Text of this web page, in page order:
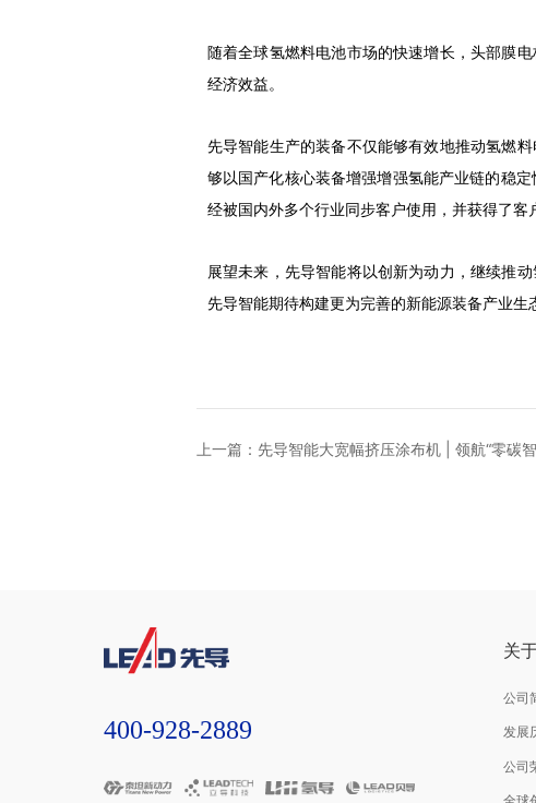
随着全球氢燃料电池市场的快速增长，头部膜
经济效益。
先导智能生产的装备不仅能够有效地推动氢燃
够以国产化核心装备增强增强氢能产业链的稳
经被国内外多个行业同步客户使用，并获得了客
展望未来，先导智能将以创新为动力，继续推
先导智能期待构建更为完善的新能源装备产业生
上一篇：先导智能大宽幅挤压涂布机 | 领航“零碳
400-928-2889
关
公司
发展
公司